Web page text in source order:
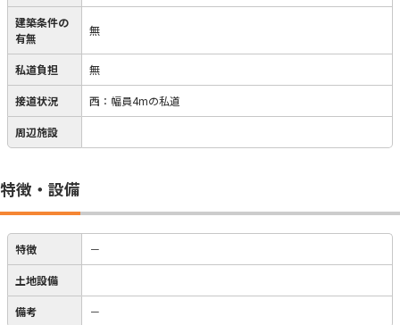
建築条件の
有無
無
私道負担 無
接道状況 西：幅員4mの私道
周辺施設
特徴・設備
特徴 －
土地設備
備考 －